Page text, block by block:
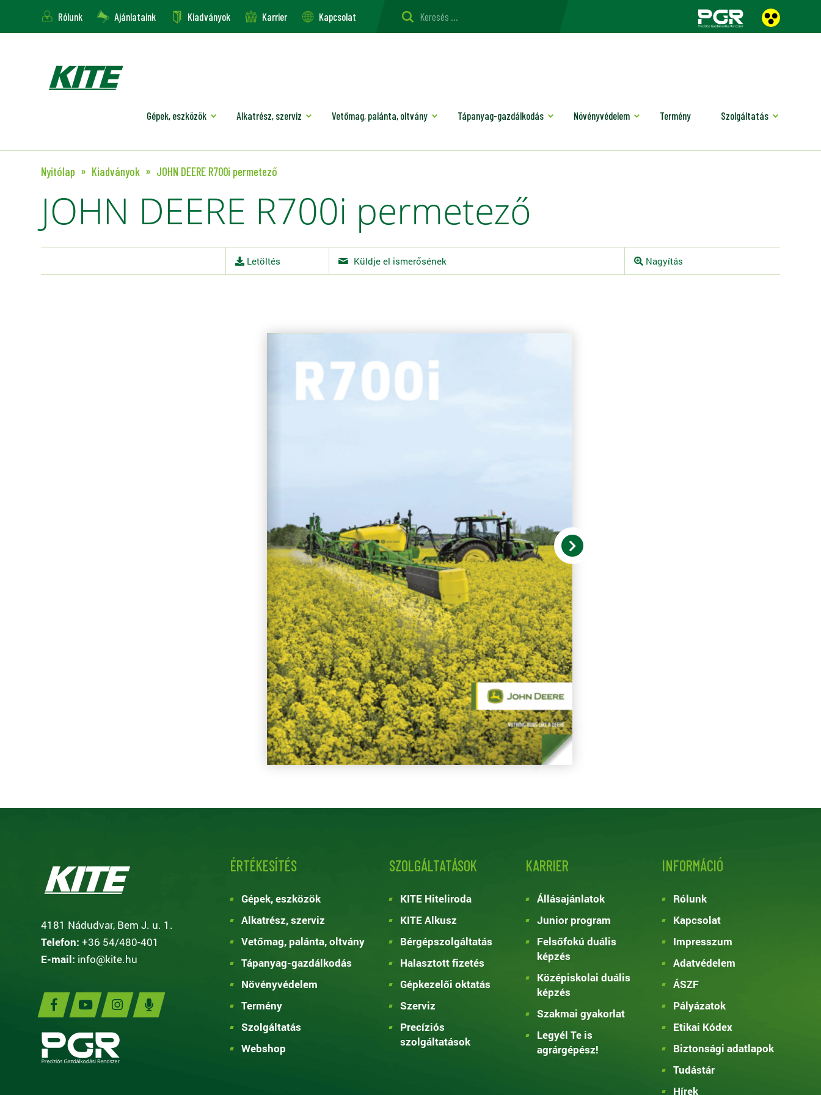
Rólunk Ajánlataink Kiadványok Karrier Kapcsolat
Gépek, eszközök Alkatrész, szerviz Vetőmag, palánta, oltvány Tápanyag-gazdálkodás Növényvédelem Termény Szolgáltatás
Nyitólap Kiadványok JOHN DEERE R700i permetező
JOHN DEERE R700i permetező
Letöltés Küldje el ismerősének Nagyítás
4181 Nádudvar, Bem J. u. 1.
Telefon: +36 54/480-401
E-mail: info@kite.hu
ÉRTÉKESÍTÉS
Gépek, eszközök
Alkatrész, szerviz
Vetőmag, palánta, oltvány
Tápanyag-gazdálkodás
Növényvédelem
Termény
Szolgáltatás
Webshop
SZOLGÁLTATÁSOK
KITE Hiteliroda
KITE Alkusz
Bérgépszolgáltatás
Halasztott fizetés
Gépkezelői oktatás
Szerviz
Precíziós
szolgáltatások
KARRIER
Állásajánlatok
Junior program
Felsőfokú duális
képzés
Középiskolai duális
képzés
Szakmai gyakorlat
Legyél Te is
agrárgépész!
INFORMÁCIÓ
Rólunk
Kapcsolat
Impresszum
Adatvédelem
ÁSZF
Pályázatok
Etikai Kódex
Biztonsági adatlapok
Tudástár
Hírek